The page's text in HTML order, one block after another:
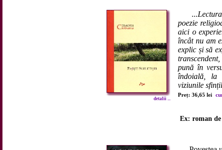
detalii ...
poezie
aici o
încât nu am
explic și să
pună în
îndoială, la
viziunile
Preț: 36,65 lei
Ex: roman